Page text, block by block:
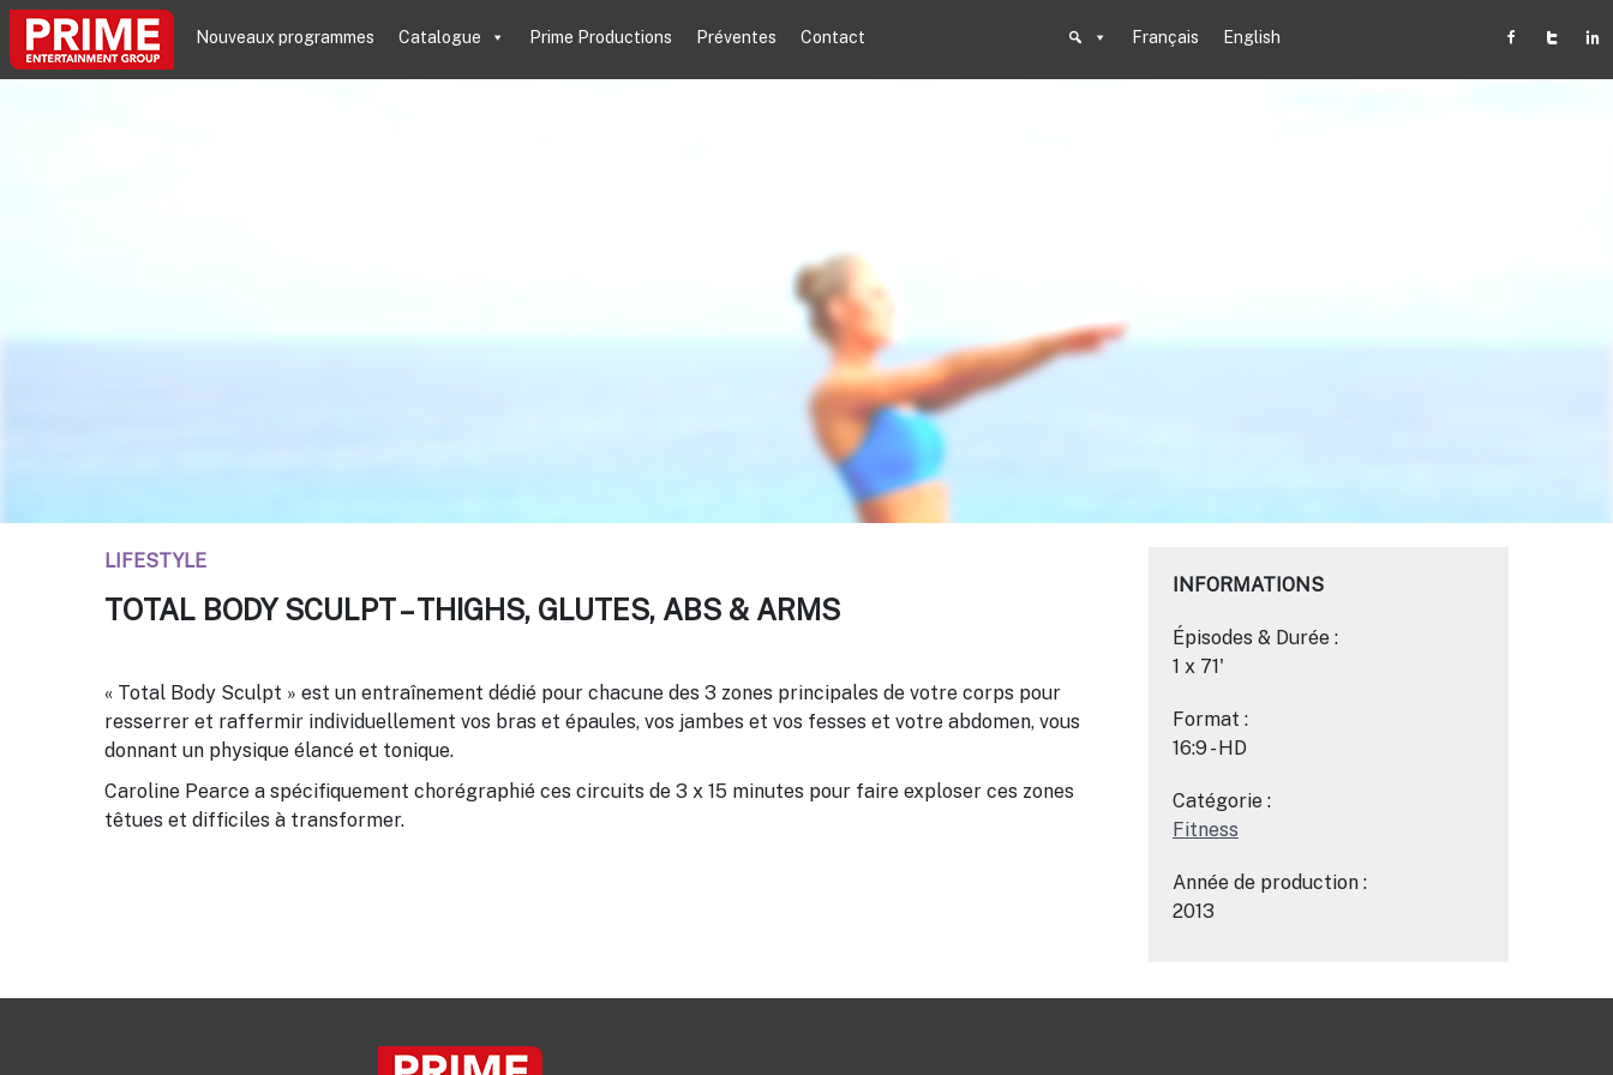
Nouveaux programmes Catalogue Prime Productions Préventes Contact Français English
LIFESTYLE
TOTAL BODY SCULPT – THIGHS, GLUTES, ABS & ARMS
« Total Body Sculpt » est un entraînement dédié pour chacune des 3 zones principales de votre corps pour
resserrer et raffermir individuellement vos bras et épaules, vos jambes et vos fesses et votre abdomen, vous
donnant un physique élancé et tonique.
Caroline Pearce a spécifiquement chorégraphié ces circuits de 3 x 15 minutes pour faire exploser ces zones
têtues et difficiles à transformer.
INFORMATIONS
Épisodes & Durée :
1 x 71'
Format :
16:9 - HD
Catégorie :
Fitness
Année de production :
2013